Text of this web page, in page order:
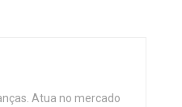
Atua no mercado